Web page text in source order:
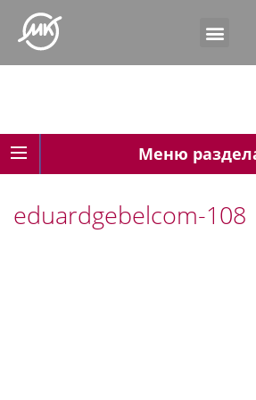
Меню
eduardgebelcom-108